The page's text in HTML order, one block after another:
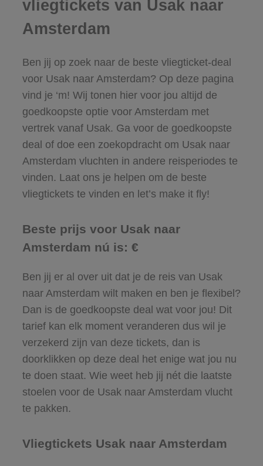
vliegtickets van Usak naar
Amsterdam
Ben jij op zoek naar de beste vliegticket-deal
voor Usak naar Amsterdam? Op deze pagina
vind je ‘m! Wij tonen hier voor jou altijd de
goedkoopste optie voor Amsterdam met
vertrek vanaf Usak. Ga voor de goedkoopste
deal of doe een zoekopdracht om Usak naar
Amsterdam vluchten in andere reisperiodes te
vinden. Laat ons je helpen om de beste
vliegtickets te vinden en let’s make it fly!
Beste prijs voor Usak naar
Amsterdam nú is: €
Ben jij er al over uit dat je de reis van Usak
naar Amsterdam wilt maken en ben je flexibel?
Dan is de goedkoopste deal wat voor jou! Dit
tarief kan elk moment veranderen dus wil je
verzekerd zijn van deze tickets, dan is
doorklikken op deze deal het enige wat jou nu
te doen staat. Wie weet heb jij nét die laatste
stoelen voor de Usak naar Amsterdam vlucht
te pakken.
Vliegtickets Usak naar Amsterdam